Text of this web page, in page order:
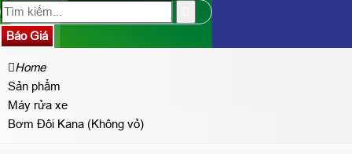
Báo Giá
Home
Sản phẩm
Máy rửa xe
Bơm Đôi Kana (Không vỏ)